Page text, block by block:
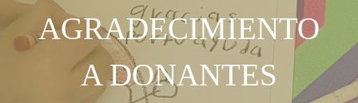
AGRADECIMIENTO
A DONANTES